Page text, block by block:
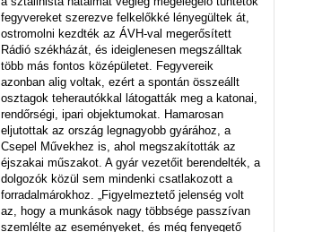
fegyvereket szerezve felkelőkké lényegültek át,
ostromolni kezdték az ÁVH-val megerősített
Rádió székházát, és ideiglenesen megszálltak
több más fontos középületet. Fegyvereik
azonban alig voltak, ezért a spontán összeállt
osztagok teherautókkal látogatták meg a katonai,
rendőrségi, ipari objektumokat. Hamarosan
eljutottak az ország legnagyobb gyárához, a
Csepel Művekhez is, ahol megszakították az
éjszakai műszakot. A gyár vezetőit berendelték, a
dolgozók közül sem mindenki csatlakozott a
forradalmárokhoz. „Figyelmeztető jelenség volt
az, hogy a munkások nagy többsége passzívan
szemlélte az eseményeket, és még fenyegető